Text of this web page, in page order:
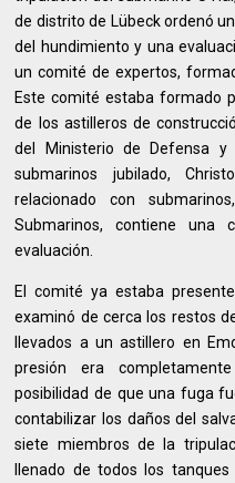
de distrito de Lübeck ordenó
del hundimiento y una
un comité de expertos,
Este comité estaba formado
de los astilleros de
del Ministerio de Defensa y
submarinos jubilado,
relacionado con
Submarinos, contiene una
evaluación.
El comité ya estaba
examinó de cerca los restos
llevados a un astillero en
presión era
posibilidad de que una fuga
contabilizar los daños del
siete miembros de la
llenado de todos los